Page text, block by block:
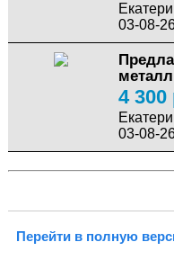
03-08-
4 300
03-08-
Перейти в полную